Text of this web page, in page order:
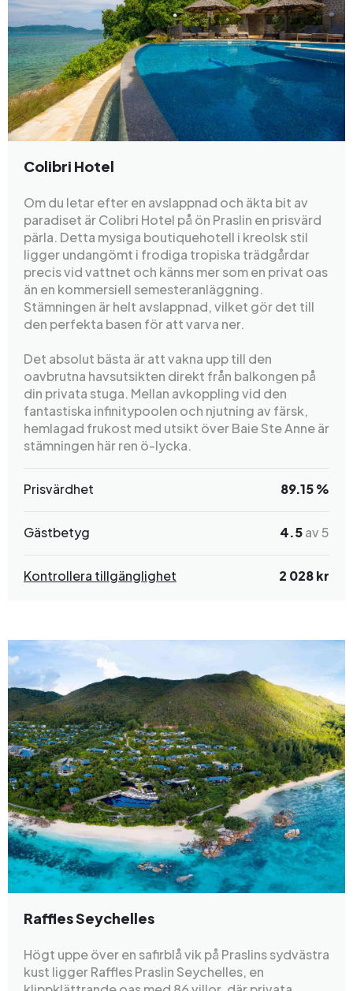
Colibri Hotel
Om du letar efter en avslappnad och äkta bit av
paradiset är Colibri Hotel på ön Praslin en prisvärd
pärla. Detta mysiga boutiquehotell i kreolsk stil
ligger undangömt i frodiga tropiska trädgårdar
precis vid vattnet och känns mer som en privat oas
än en kommersiell semesteranläggning.
Stämningen är helt avslappnad, vilket gör det till
den perfekta basen för att varva ner.
Det absolut bästa är att vakna upp till den
oavbrutna havsutsikten direkt från balkongen på
din privata stuga. Mellan avkoppling vid den
fantastiska infinitypoolen och njutning av färsk,
hemlagad frukost med utsikt över Baie Ste Anne är
stämningen här ren ö-lycka.
Prisvärdhet 89.15 %
Gästbetyg 4.5av 5
Kontrollera tillgänglighet 2 028 kr
Raffles Seychelles
Högt uppe över en safirblå vik på Praslins sydvästra
kust ligger Raffles Praslin Seychelles, en